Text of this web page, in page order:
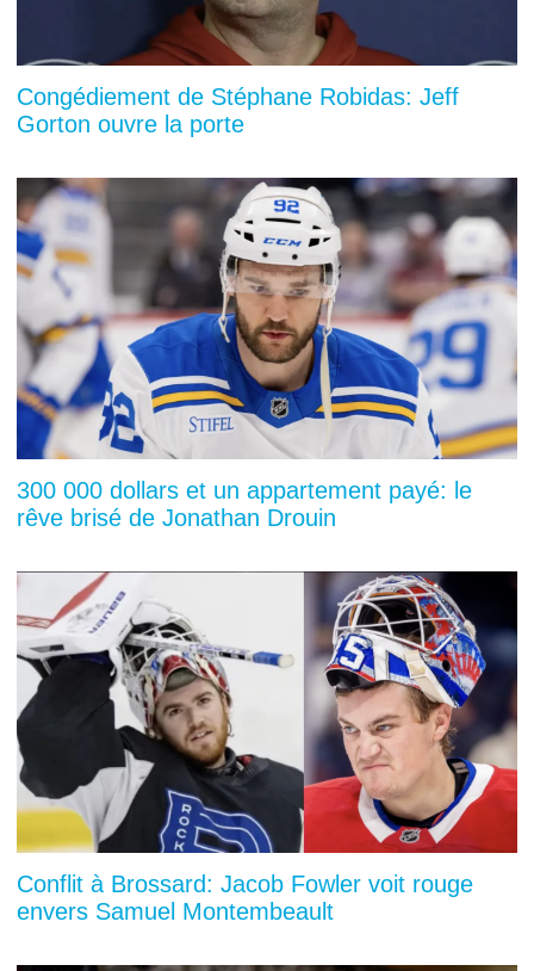
Congédiement de Stéphane Robidas: Jeff
Gorton ouvre la porte
300 000 dollars et un appartement payé: le
rêve brisé de Jonathan Drouin
Conflit à Brossard: Jacob Fowler voit rouge
envers Samuel Montembeault